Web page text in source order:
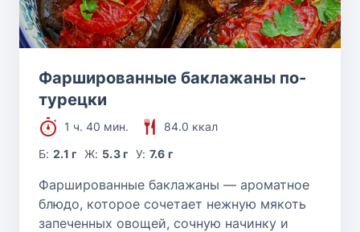
Фаршированные баклажаны по-
турецки
1 ч. 40 мин.
84.0 ккал
Б:2.1 г Ж: 5.3 г У: 7.6 г
Фаршированные баклажаны — ароматное
блюдо, которое сочетает нежную мякоть
запеченных овощей, сочную начинку и